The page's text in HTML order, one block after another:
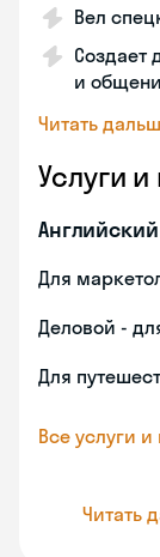
Вел
Создает
и
Читать
Услуги
Для
Деловой -
Для
Все услуги
Читать